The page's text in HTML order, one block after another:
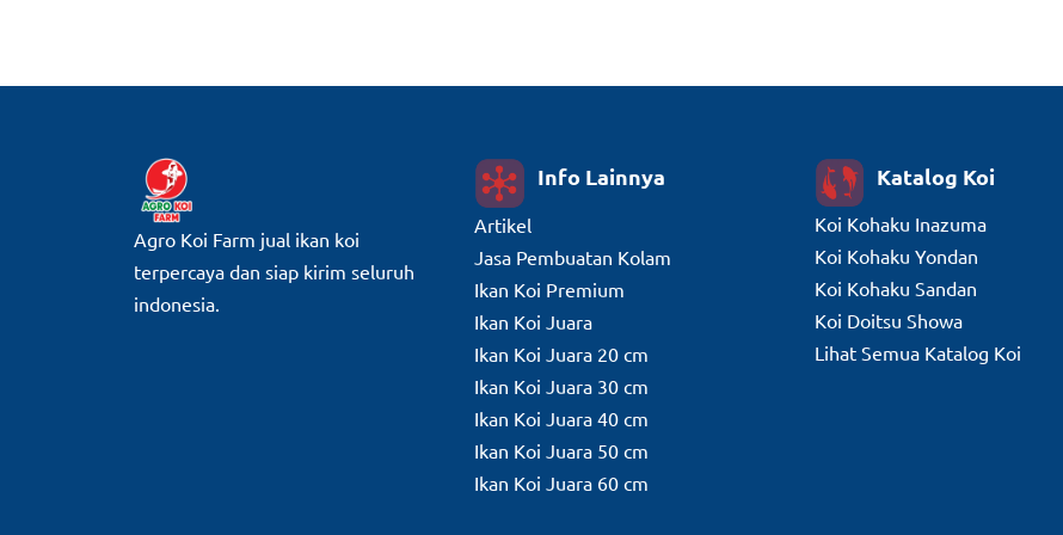
Agro Koi Farm jual ikan koi
terpercaya dan siap kirim seluruh
indonesia.
Info Lainnya
Artikel
Jasa Pembuatan Kolam
Ikan Koi Premium
Ikan Koi Juara
Ikan Koi Juara 20 cm
Ikan Koi Juara 30 cm
Ikan Koi Juara 40 cm
Ikan Koi Juara 50 cm
Ikan Koi Juara 60 cm
Katalog Koi
Koi Kohaku Inazuma
Koi Kohaku Yondan
Koi Kohaku Sandan
Koi Doitsu Showa
Lihat Semua Katalog Koi